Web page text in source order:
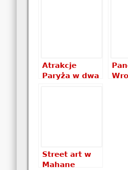
Atrakcje
Paryża w dwa
Street art w
Mahane